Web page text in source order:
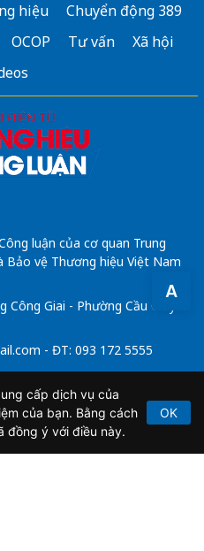
A
hiệu
Chuyển động 389
OCOP Tư vấn
Xã hội
luận của cơ quan Trung
Bảo vệ Thương hiệu Việt Nam
Giai - Phường Cầu Giấy -
- ĐT: 093 172 5555
tử số 64/GP-BTTTT do Bộ
21/2/2020.
cấp dịch vụ của
của bạn. Bằng cách
đồng ý với điều này.
OK